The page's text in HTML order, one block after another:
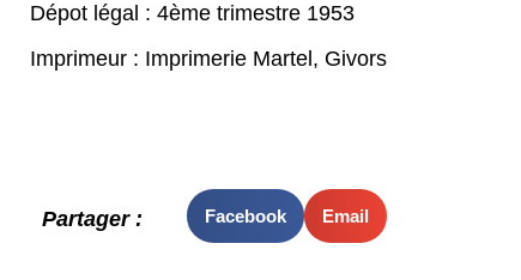
Dépot légal : 4ème trimestre 1953
Imprimeur : Imprimerie Martel, Givors
Partager : Facebook Email